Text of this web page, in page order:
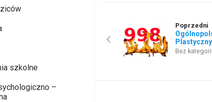
szkolne
–
Poprzedni
Plastyczny
Bez kategorii